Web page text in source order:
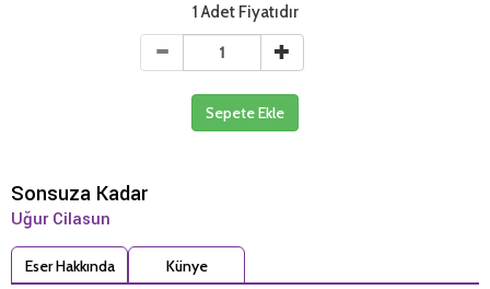
1 Adet Fiyatıdır
Sepete Ekle
Sonsuza Kadar
Uğur Cilasun
Eser Hakkında Künye